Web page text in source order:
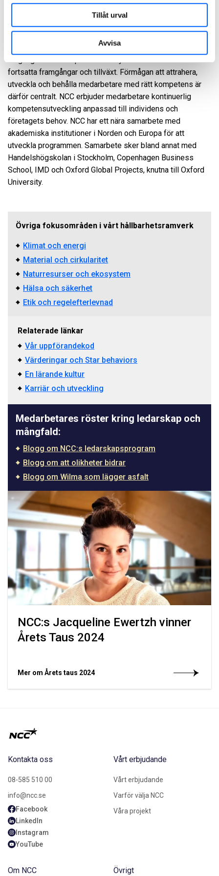
Tillåt urval
Avvisa
hade NCC ett genomsnittsvärde 2025 på8,9 av 10,
vilket är bättre än extern benchmark.
Utbildning/Utveckling
fortsatta framgångar och tillväxt. Förmågan att attrahera,
utveckla och behålla medarbetare med rätt kompetens är
därför centralt. NCC erbjuder medarbetare kontinuerlig
kompetensutveckling anpassad till individens och
företagets behov. NCC har ett nära samarbete med
akademiska institutioner i Norden och Europa för att
utveckla programmen. Samarbete sker bland annat med
Handelshögskolan i Stockholm, Copenhagen Business
School, IMD och Oxford Global Projects, knutna till Oxford
University.
Övriga fokusområden i vårt hållbarhetsramverk
Klimat och energi
Material och cirkularitet
Naturresurser och ekosystem
Hälsa och säkerhet
Etik och regelefterlevnad
Relaterade länkar
Vår uppförandekod
Värderingar och Star behaviors
En lärande kultur
Karriär och utveckling
Medarbetares röster kring ledarskap och
mångfald:
Blogg om NCC:s ledarskapsprogram
Blogg om att olikheter bidrar
Blogg om Wilma som lägger asfalt
NCC:s Jacqueline Ewertzh vinner
Årets Taus 2024
Mer om Årets taus 2024
Kontakta oss
08-585 510 00
info@ncc.se
Facebook
LinkedIn
Instagram
YouTube
Vårt erbjudande
Vårt erbjudande
Varför välja NCC
Våra projekt
Om NCC Övrigt